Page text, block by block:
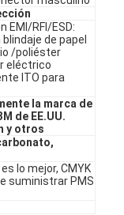
digital
EMI/RFI/ESD:
de papel
/poliéster
eléctrico
ITO para
la marca de
de EE.UU.
y otros
lo mejor, CMYK
suministrar PMS